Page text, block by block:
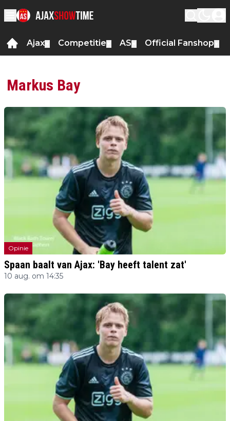
Ajax Competitie AS Official Fanshop
Markus Bay
Opinie
Spaan baalt van Ajax: 'Bay heeft talent zat'
10 aug. om 14:35